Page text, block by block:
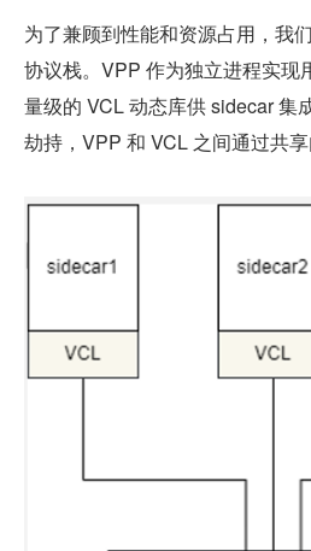
为了兼顾到性能和资源占用，我
协议栈。VPP 作为独立进程实现
量级的 VCL 动态库供 sidecar 集
劫持，VPP 和 VCL 之间通过共享